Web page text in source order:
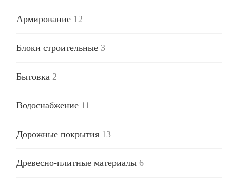
Армирование 12
Блоки строительные 3
Бытовка 2
Водоснабжение 11
Дорожные покрытия 13
Древесно-плитные материалы 6